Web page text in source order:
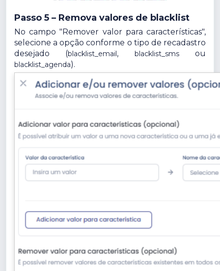
Passo 5 – Remova valores de blacklist
No campo "Remover valor para características",
selecione a opção conforme o tipo de recadastro
desejado (blacklist_email , blacklist_smsou
blacklist_agenda).